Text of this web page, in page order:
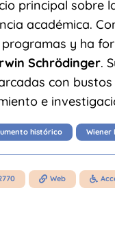
principal sobre
académica.
y ha
Schrödinger.
con
e
histórico Wiener
 Web 